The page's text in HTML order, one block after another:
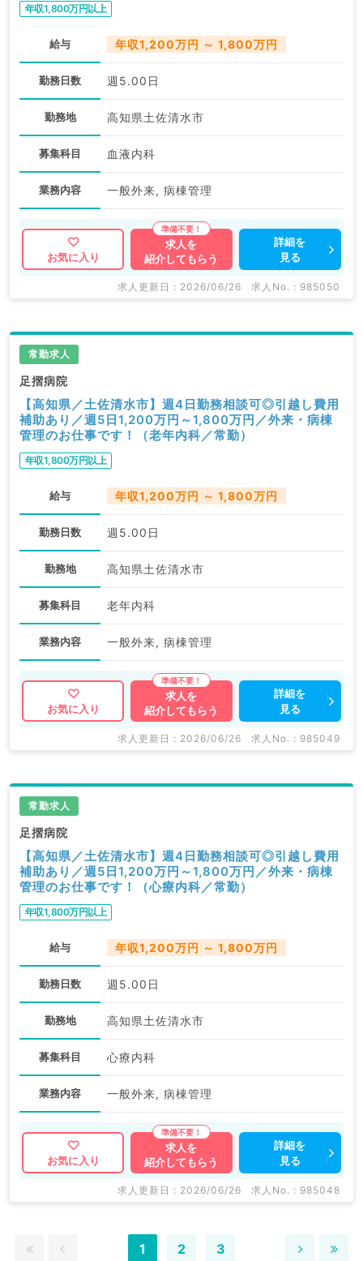
年収1,800万円以上
給与 年収1,200万円 ～ 1,800万円
勤務日数 週5.00日
勤務地 高知県土佐清水市
募集科目 血液内科
業務内容 一般外来, 病棟管理
お気に入り
求人を
紹介してもらう
詳細を
見る
求人更新日 : 2026/06/26 求人No. : 985050
常勤求人
足摺病院
【高知県／土佐清水市】週4日勤務相談可◎引越し費用
補助あり／週5日1,200万円～1,800万円／外来・病棟
管理のお仕事です！（老年内科／常勤）
年収1,800万円以上
給与 年収1,200万円 ～ 1,800万円
勤務日数 週5.00日
勤務地 高知県土佐清水市
募集科目 老年内科
業務内容 一般外来, 病棟管理
お気に入り
求人を
紹介してもらう
詳細を
見る
求人更新日 : 2026/06/26 求人No. : 985049
常勤求人
足摺病院
【高知県／土佐清水市】週4日勤務相談可◎引越し費用
補助あり／週5日1,200万円～1,800万円／外来・病棟
管理のお仕事です！（心療内科／常勤）
年収1,800万円以上
給与 年収1,200万円 ～ 1,800万円
勤務日数 週5.00日
勤務地 高知県土佐清水市
募集科目 心療内科
業務内容 一般外来, 病棟管理
お気に入り
求人を
紹介してもらう
詳細を
見る
求人更新日 : 2026/06/26 求人No. : 985048
1 2 3